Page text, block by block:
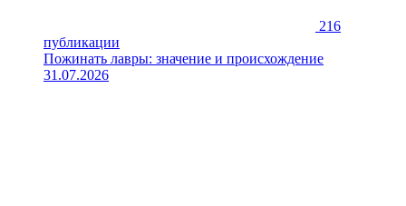
216
публикации
Пожинать лавры: значение и происхождение
31.07.2026